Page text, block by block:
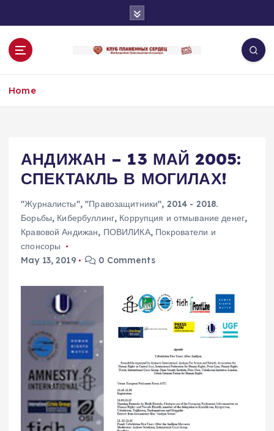
o
Home
АНДИЖАН – 13 МАЙ 2005:
СПЕКТАКЛЬ В МОГИЛАХ!
"Журналисты","Правозащитники", 2014 - 2018.
Борьбы, Кибербуллинг, Коррупция и отмывание денег,
Кравовой Андижан, ПОВИЛИКА, Покрователи и
спонсоры
May 13, 2019
0 Comments